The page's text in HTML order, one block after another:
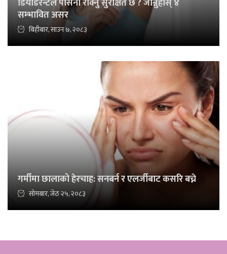
डियोडरन्टले पसिना रोक्नु सुरक्षित छ ? जान्नुहोस् ४
सम्भावित असर
बिहीबार, साउन ७, २०८३
गर्मीमा छालाको हेरचाह: सनबर्न र एलर्जीबाट कसरि बच्ने
सोमबार, जेठ २५, २०८३